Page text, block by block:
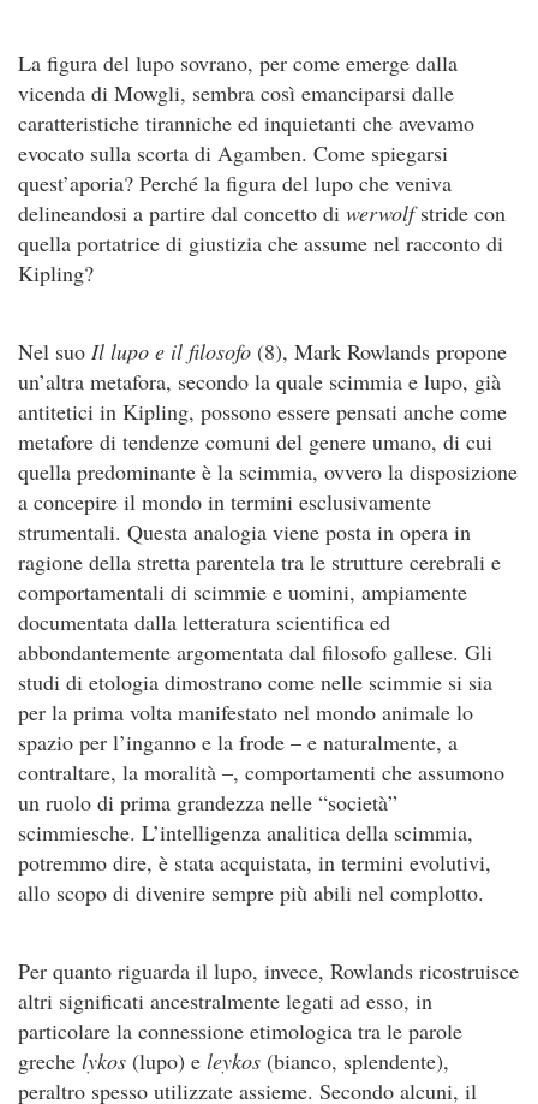
La figura del lupo sovrano, per come emerge dalla
vicenda di Mowgli, sembra così emanciparsi dalle
caratteristiche tiranniche ed inquietanti che avevamo
evocato sulla scorta di Agamben. Come spiegarsi
quest’aporia? Perché la figura del lupo che veniva
delineandosi a partire dal concetto di werwolfstride con
quella portatrice di giustizia che assume nel racconto di
Kipling?
Nel suo Il lupo e il filosofo (8), Mark Rowlands propone
un’altra metafora, secondo la quale scimmia e lupo, già
antitetici in Kipling, possono essere pensati anche come
metafore di tendenze comuni del genere umano, di cui
quella predominante è la scimmia, ovvero la disposizione
a concepire il mondo in termini esclusivamente
strumentali. Questa analogia viene posta in opera in
ragione della stretta parentela tra le strutture cerebrali e
comportamentali di scimmie e uomini, ampiamente
documentata dalla letteratura scientifica ed
abbondantemente argomentata dal filosofo gallese. Gli
studi di etologia dimostrano come nelle scimmie si sia
per la prima volta manifestato nel mondo animale lo
spazio per l’inganno e la frode – e naturalmente, a
contraltare, la moralità –, comportamenti che assumono
un ruolo di prima grandezza nelle “società”
scimmiesche. L’intelligenza analitica della scimmia,
potremmo dire, è stata acquistata, in termini evolutivi,
allo scopo di divenire sempre più abili nel complotto.
Per quanto riguarda il lupo, invece, Rowlands ricostruisce
altri significati ancestralmente legati ad esso, in
particolare la connessione etimologica tra le parole
greche lykos (lupo) e leykos (bianco, splendente),
peraltro spesso utilizzate assieme. Secondo alcuni, il